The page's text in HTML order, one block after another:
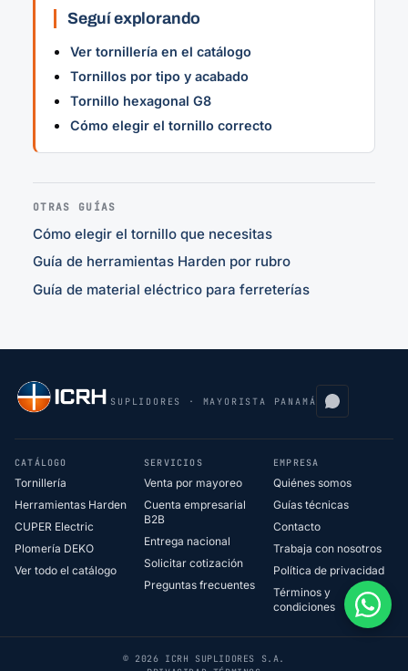
Seguí explorando
Ver tornillería en el catálogo
Tornillos por tipo y acabado
Tornillo hexagonal G8
Cómo elegir el tornillo correcto
OTRAS GUÍAS
Cómo elegir el tornillo que necesitas
Guía de herramientas Harden por rubro
Guía de material eléctrico para ferreterías
SUPLIDORES · MAYORISTA PANAMÁ
CATÁLOGO
Tornillería
Herramientas Harden
CUPER Electric
Plomería DEKO
Ver todo el catálogo
SERVICIOS
Venta por mayoreo
Cuenta empresarial
B2B
Entrega nacional
Solicitar cotización
Preguntas frecuentes
EMPRESA
Quiénes somos
Guías técnicas
Contacto
Trabaja con nosotros
Política de privacidad
Términos y
condiciones
© 2026 ICRH SUPLIDORES S.A.